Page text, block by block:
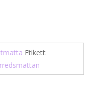
Etikett: